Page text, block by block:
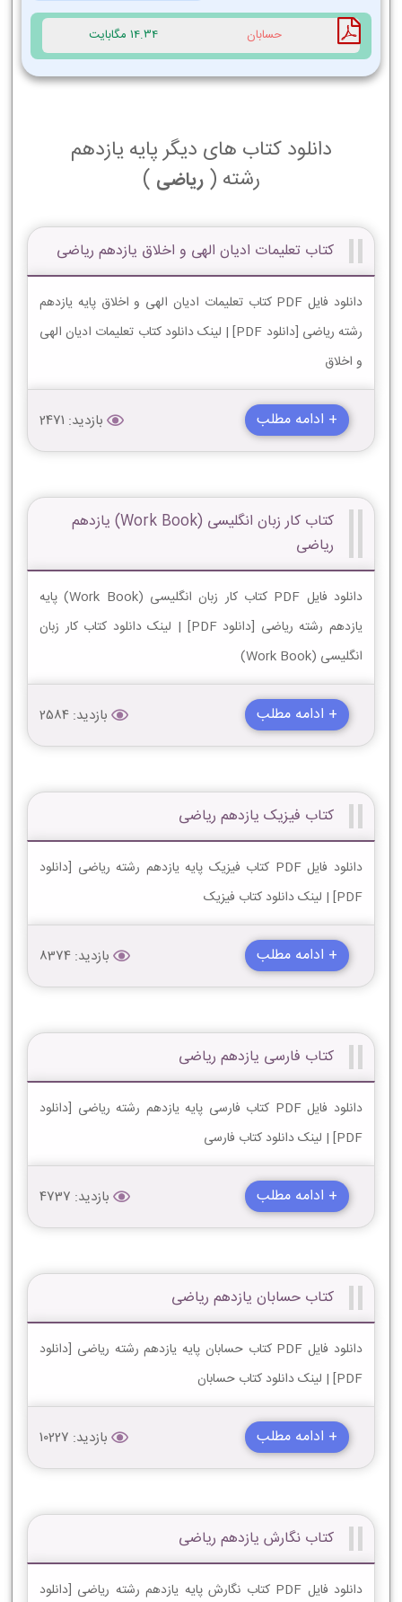
حسابان 14.34 مگابایت
دانلود کتاب های دیگر پایه یازدهم
رشته (ریاضی )
کتاب تعلیمات ادیان الهی و اخلاق یازدهم ریاضی
دانلود فایل PDF کتاب تعلیمات ادیان الهی و اخلاق پایه یازدهم
رشته ریاضی [دانلود PDF] | لینک دانلود کتاب تعلیمات ادیان الهی
و اخلاق
+ ادامه مطلب بازدید: 2471
کتاب کار زبان انگلیسی (Work Book) یازدهم
ریاضی
دانلود فایل PDF کتاب کار زبان انگلیسی (Work Book) پایه
یازدهم رشته ریاضی [دانلود PDF] | لینک دانلود کتاب کار زبان
انگلیسی (Work Book)
+ ادامه مطلب بازدید: 2584
کتاب فیزیک یازدهم ریاضی
دانلود فایل PDF کتاب فیزیک پایه یازدهم رشته ریاضی [دانلود
PDF] | لینک دانلود کتاب فیزیک
+ ادامه مطلب بازدید: 8374
کتاب فارسی یازدهم ریاضی
دانلود فایل PDF کتاب فارسی پایه یازدهم رشته ریاضی [دانلود
PDF] | لینک دانلود کتاب فارسی
+ ادامه مطلب بازدید: 4737
کتاب حسابان یازدهم ریاضی
دانلود فایل PDF کتاب حسابان پایه یازدهم رشته ریاضی [دانلود
PDF] | لینک دانلود کتاب حسابان
+ ادامه مطلب بازدید: 10227
کتاب نگارش یازدهم ریاضی
دانلود فایل PDF کتاب نگارش پایه یازدهم رشته ریاضی [دانلود